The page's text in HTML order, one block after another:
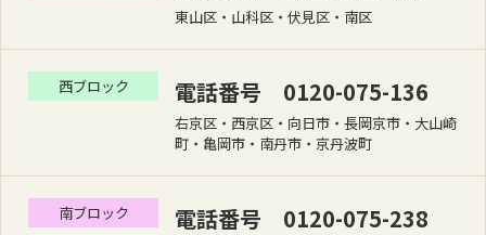
東山区・山科区・伏見区・南区
西ブロック 電話番号 0120-075-136
右京区・西京区・向日市・長岡京市・大山崎
町・亀岡市・南丹市・京丹波町
南ブロック 電話番号 0120-075-238